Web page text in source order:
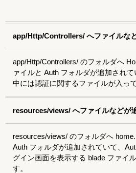
app/Http/Controllers/ へファイルな
app/Http/Controllers/ のフォルダへ
ァイルと Auth フォルダが追加され
中には認証に関するファイルが入っ
resources/views/ へファイルなどが
resources/views/ のフォルダへ
Auth フォルダが追加されていて、
グイン画面を表示する blade ファイ
す。